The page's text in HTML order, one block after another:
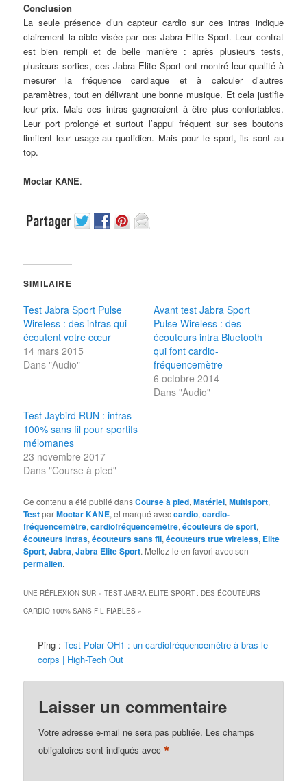
Conclusion
La seule présence d’un capteur cardio sur ces intras indique
clairement la cible visée par ces Jabra Elite Sport. Leur contrat
est bien rempli et de belle manière : après plusieurs tests,
plusieurs sorties, ces Jabra Elite Sport ont montré leur qualité à
mesurer la fréquence cardiaque et à calculer d’autres
paramètres, tout en délivrant une bonne musique. Et cela justifie
leur prix. Mais ces intras gagneraient à être plus confortables.
Leur port prolongé et surtout l’appui fréquent sur ses boutons
limitent leur usage au quotidien. Mais pour le sport, ils sont au
top.
Moctar KANE.
SIMILAIRE
Test Jabra Sport Pulse
Wireless : des intras qui
écoutent votre cœur
14 mars 2015
Dans "Audio"
Avant test Jabra Sport
Pulse Wireless : des
écouteurs intra Bluetooth
qui font cardio-
fréquencemètre
6 octobre 2014
Dans "Audio"
Test Jaybird RUN : intras
100% sans fil pour sportifs
mélomanes
23 novembre 2017
Dans "Course à pied"
Ce contenu a été publié dansCourse à pied,Matériel,Multisport,
TestparMoctar KANE, et marqué aveccardio,cardio-
fréquencemètre,cardiofréquencemètre,écouteurs de sport,
écouteurs intras,écouteurs sans fil,écouteurs true wireless, Elite
Sport,Jabra,Jabra Elite Sport. Mettez-le en favori avec son
permalien.
UNE RÉFLEXION SUR «TEST JABRA ELITE SPORT : DES ÉCOUTEURS
CARDIO 100% SANS FIL FIABLES »
Ping :Test Polar OH1 : un cardiofréquencemètre à bras le
corps | High-Tech Out
Laisser un commentaire
Votre adresse e-mail ne sera pas publiée. Les champs
obligatoires sont indiqués avec*